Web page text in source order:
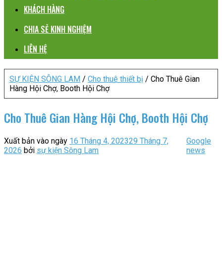
KHÁCH HÀNG
CHIA SẺ KINH NGHIỆM
LIÊN HỆ
SỰ KIỆN SÔNG LAM / Cho thuê thiết bị / Cho Thuê Gian
Hàng Hội Chợ, Booth Hội Chợ
Cho Thuê Gian Hàng Hội Chợ, Booth Hội Chợ
Xuất bản vào ngày 16 Tháng 4, 202329 Tháng 7,
2026 bởi sự kiện Sông Lam
Google
news